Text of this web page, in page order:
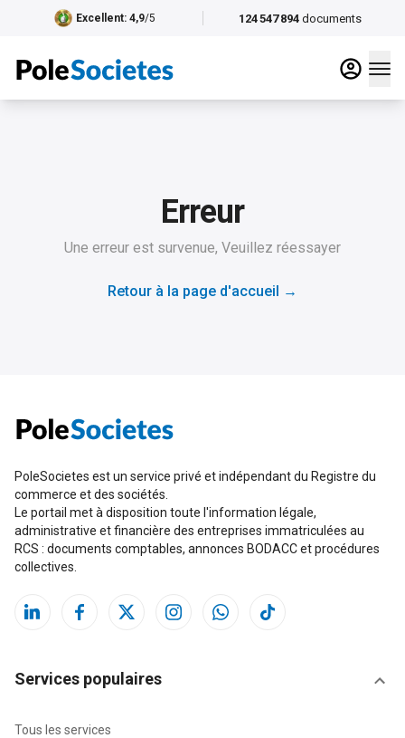
124 547 894 documents
Excellent: 4,9/5
Erreur
Une erreur est survenue, Veuillez réessayer
Retour à la page d'accueil →
PoleSocietes est un service privé et indépendant du Registre du
commerce et des sociétés.
Le portail met à disposition toute l'information légale,
administrative et financière des entreprises immatriculées au
RCS : documents comptables, annonces BODACC et procédures
collectives.
Services populaires
Tous les services